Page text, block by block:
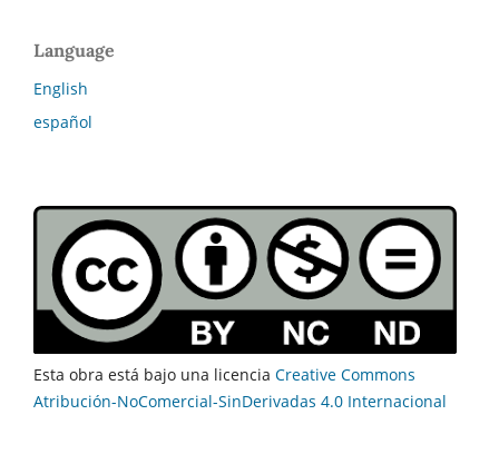
Language
English
español
Esta obra está bajo una licencia Creative Commons
Atribución-NoComercial-SinDerivadas 4.0 Internacional